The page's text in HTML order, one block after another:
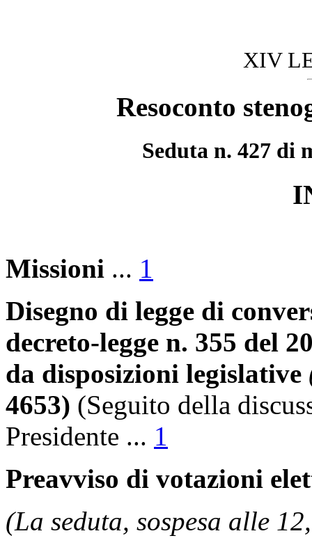
XIV
Resoconto
Seduta n. 427 di
Missioni ... 1
Disegno di legge di
decreto-legge n. 355 del
da disposizioni legislative
4653) (Seguito della
Presidente ... 1
Preavviso di votazioni
(La seduta, sospesa alle